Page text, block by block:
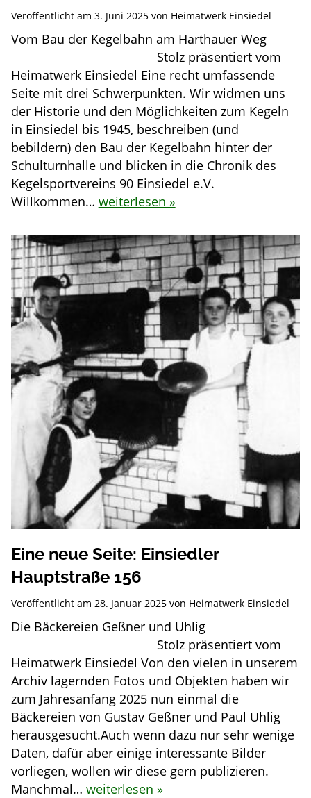
Veröffentlicht am 3. Juni 2025von Heimatwerk Einsiedel
Vom Bau der Kegelbahn am Harthauer Weg
Stolz präsentiert vom
Heimatwerk Einsiedel Eine recht umfassende
Seite mit drei Schwerpunkten. Wir widmen uns
der Historie und den Möglichkeiten zum Kegeln
in Einsiedel bis 1945, beschreiben (und
bebildern) den Bau der Kegelbahn hinter der
Schulturnhalle und blicken in die Chronik des
Kegelsportvereins 90 Einsiedel e.V.
Willkommen… weiterlesen »
Eine neue Seite: Einsiedler
Hauptstraße 156
Veröffentlicht am 28. Januar 2025von Heimatwerk Einsiedel
Die Bäckereien Geßner und Uhlig
Stolz präsentiert vom
Heimatwerk Einsiedel Von den vielen in unserem
Archiv lagernden Fotos und Objekten haben wir
zum Jahresanfang 2025 nun einmal die
Bäckereien von Gustav Geßner und Paul Uhlig
herausgesucht.Auch wenn dazu nur sehr wenige
Daten, dafür aber einige interessante Bilder
vorliegen, wollen wir diese gern publizieren.
Manchmal… weiterlesen »